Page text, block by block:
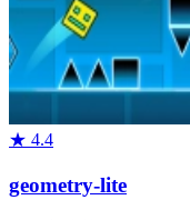
★ 4.4
geometry-lite